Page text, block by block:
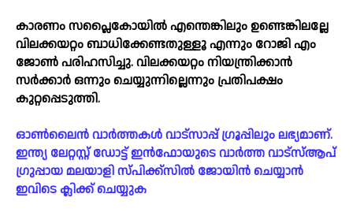
കാരണം സപ്ലൈകോയില്‍ എന്തെങ്കിലും ഉണ്ടെങ്കിലല്ലേ
വിലക്കയറ്റം ബാധിക്കേണ്ടതുള്ളൂ എന്നും റോജി എം
ജോണ്‍ പരിഹസിച്ചു. വിലക്കയറ്റം നിയന്ത്രിക്കാന്‍
സര്‍ക്കാര്‍ ഒന്നും ചെയ്യുന്നില്ലെന്നും പ്രതിപക്ഷം
കുറ്റപ്പെടുത്തി.
ഓൺലൈൻ വാർത്തകൾ വാട്സാപ്പ് ഗ്രൂപ്പിലും ലഭ്യമാണ്.
ഇന്ത്യ ലേറ്റസ്റ്റ് ഡോട്ട് ഇൻഫോയുടെ വാർത്ത വാട്സ്ആപ്
ഗ്രുപ്പായ മലയാളി സ്പിക്ക്സിൽ ജോയിൻ ചെയ്യാൻ
ഇവിടെ ക്ലിക്ക് ചെയ്യുക